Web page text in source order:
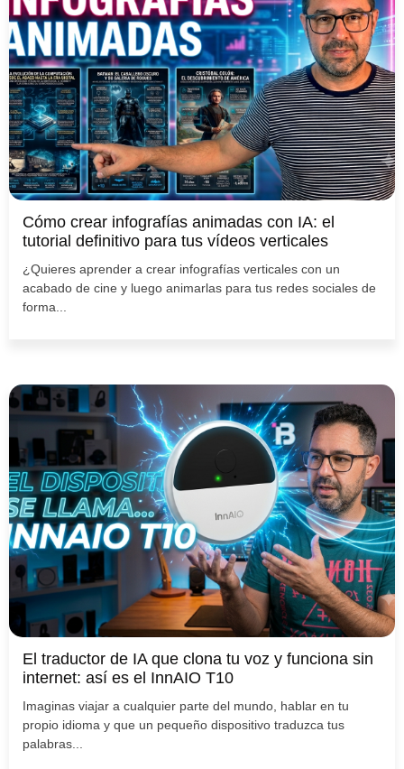
Cómo crear infografías animadas con IA: el
tutorial definitivo para tus vídeos verticales
¿Quieres aprender a crear infografías verticales con un
acabado de cine y luego animarlas para tus redes sociales de
forma...
El traductor de IA que clona tu voz y funciona sin
internet: así es el InnAIO T10
Imaginas viajar a cualquier parte del mundo, hablar en tu
propio idioma y que un pequeño dispositivo traduzca tus
palabras...